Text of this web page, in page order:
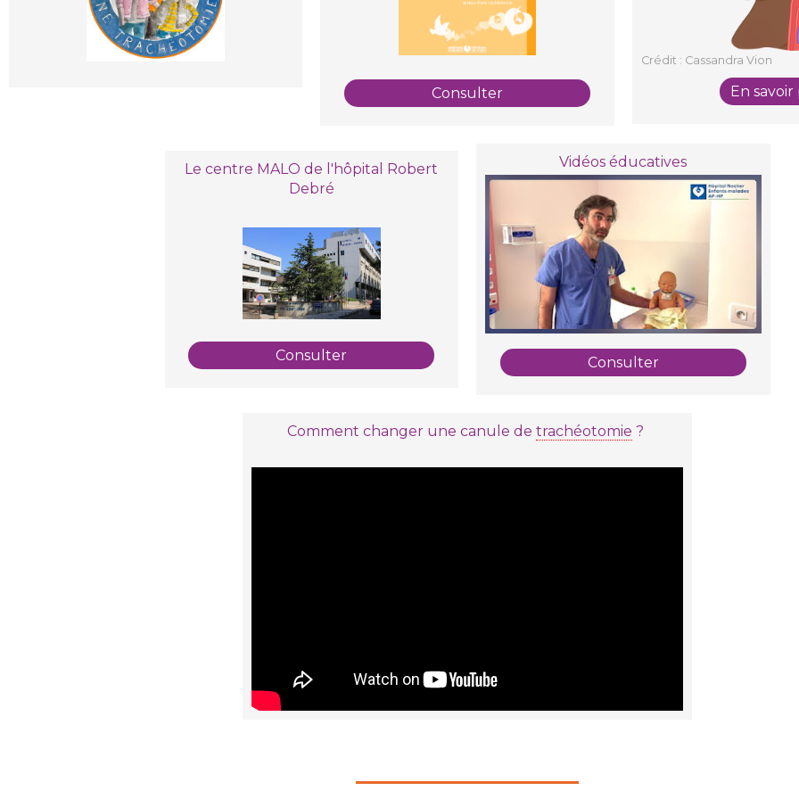
Consulter
Crédit : Cassandra Vion
En savoir
Le centre MALO de l'hôpital Robert
Debré
Consulter
Vidéos éducatives
Consulter
Comment changer une canule detrachéotomie ?